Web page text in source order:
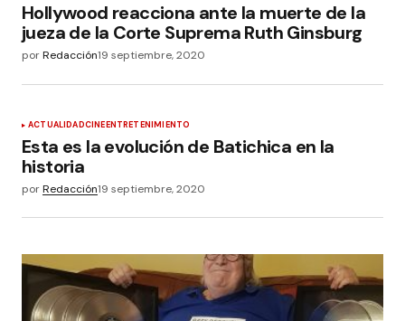
Hollywood reacciona ante la muerte de la
jueza de la Corte Suprema Ruth Ginsburg
porRedacción19 septiembre, 2020
ACTUALIDADCINEENTRETENIMIENTO
Esta es la evolución de Batichica en la
historia
porRedacción19 septiembre, 2020